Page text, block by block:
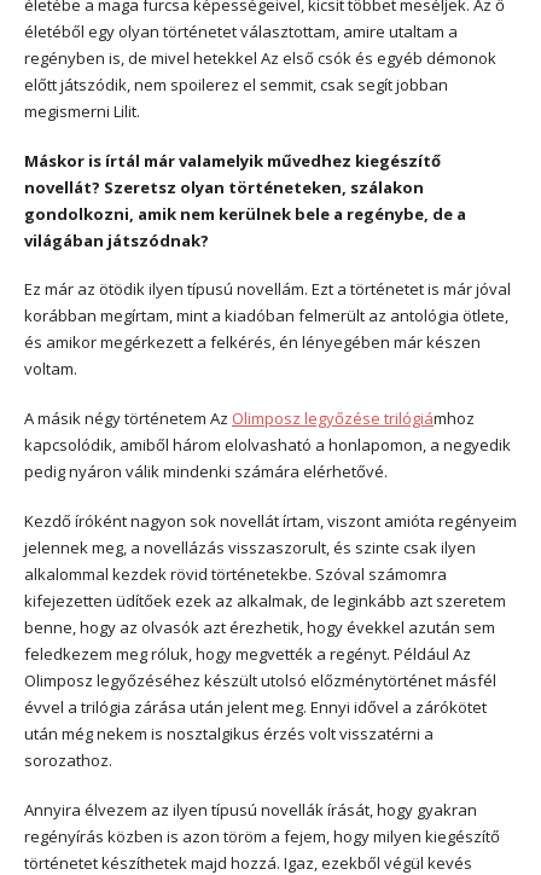
életébe a maga furcsa képességeivel, kicsit többet meséljek. Az ő
életéből egy olyan történetet választottam, amire utaltam a
regényben is, de mivel hetekkel Az első csók és egyéb démonok
előtt játszódik, nem spoilerez el semmit, csak segít jobban
megismerni Lilit.
Máskor is írtál már valamelyik művedhez kiegészítő
novellát? Szeretsz olyan történeteken, szálakon
gondolkozni, amik nem kerülnek bele a regénybe, de a
világában játszódnak?
Ez már az ötödik ilyen típusú novellám. Ezt a történetet is már jóval
korábban megírtam, mint a kiadóban felmerült az antológia ötlete,
és amikor megérkezett a felkérés, én lényegében már készen
voltam.
A másik négy történetem Az Olimposz legyőzése trilógiámhoz
kapcsolódik, amiből három elolvasható a honlapomon, a negyedik
pedig nyáron válik mindenki számára elérhetővé.
Kezdő íróként nagyon sok novellát írtam, viszont amióta regényeim
jelennek meg, a novellázás visszaszorult, és szinte csak ilyen
alkalommal kezdek rövid történetekbe. Szóval számomra
kifejezetten üdítőek ezek az alkalmak, de leginkább azt szeretem
benne, hogy az olvasók azt érezhetik, hogy évekkel azután sem
feledkezem meg róluk, hogy megvették a regényt. Például Az
Olimposz legyőzéséhez készült utolsó előzménytörténet másfél
évvel a trilógia zárása után jelent meg. Ennyi idővel a zárókötet
után még nekem is nosztalgikus érzés volt visszatérni a
sorozathoz.
Annyira élvezem az ilyen típusú novellák írását, hogy gyakran
regényírás közben is azon töröm a fejem, hogy milyen kiegészítő
történetet készíthetek majd hozzá. Igaz, ezekből végül kevés